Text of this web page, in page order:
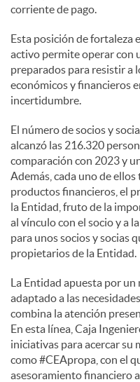
corriente de pago.
Esta posición de fortaleza
activo permite operar con
preparados para resistir a
económicos y financieros
incertidumbre.
El número de socios y
alcanzó las 216.320
comparación con 2023 y
Además, cada uno de
productos financieros, el
la Entidad, fruto de la
al vínculo con el socio y a
para unos socios y socias
propietarios de la Entidad.
La Entidad apuesta por
adaptado a las
combina la atención
En esta línea, Caja
iniciativas para acercar su
como #CEApropa, con el
asesoramiento financiero